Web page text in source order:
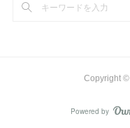
(
Copyright ©
Powered by